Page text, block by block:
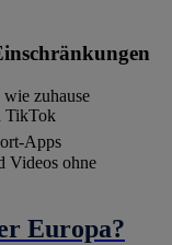
zuhause
TikTok
Apps
Videos ohne
Europa?